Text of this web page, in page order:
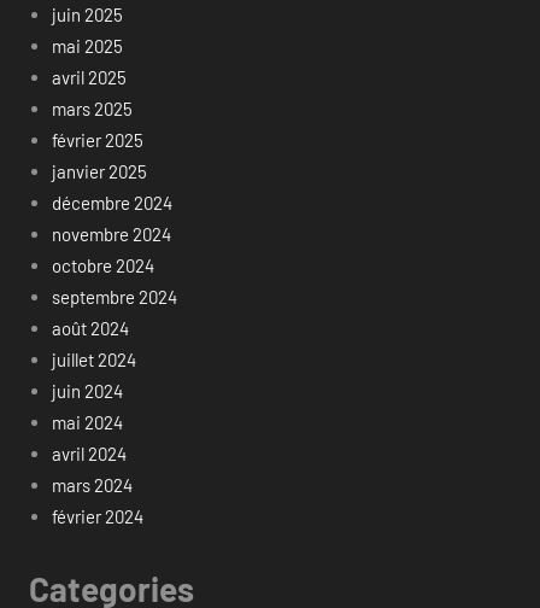
juin 2025
mai 2025
avril 2025
mars 2025
février 2025
janvier 2025
décembre 2024
novembre 2024
octobre 2024
septembre 2024
août 2024
juillet 2024
juin 2024
mai 2024
avril 2024
mars 2024
février 2024
Categories